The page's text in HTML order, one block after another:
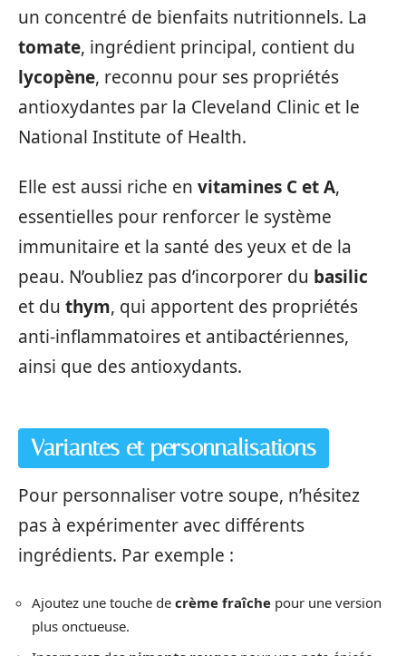
un concentré de bienfaits nutritionnels. La
tomate, ingrédient principal, contient du
lycopène, reconnu pour ses propriétés
antioxydantes par la Cleveland Clinic et le
National Institute of Health.
Elle est aussi riche en vitamines C et A,
essentielles pour renforcer le système
immunitaire et la santé des yeux et de la
peau. N’oubliez pas d’incorporer du basilic
et du thym, qui apportent des propriétés
anti-inflammatoires et antibactériennes,
ainsi que des antioxydants.
Variantes et personnalisations
Pour personnaliser votre soupe, n’hésitez
pas à expérimenter avec différents
ingrédients. Par exemple :
Ajoutez une touche de crème fraîche pour une version
plus onctueuse.